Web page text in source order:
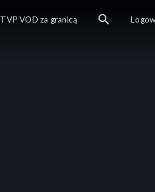
TVP VOD za granicą